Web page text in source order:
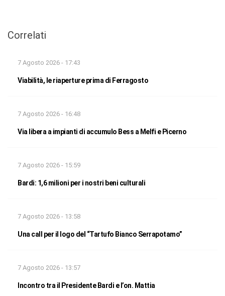
Correlati
7 Agosto 2026 - 17:43
Viabilità, le riaperture prima di Ferragosto
7 Agosto 2026 - 16:48
Via libera a impianti di accumulo Bess a Melfi e Picerno
7 Agosto 2026 - 15:59
Bardi: 1,6 milioni per i nostri beni culturali
7 Agosto 2026 - 13:58
Una call per il logo del “Tartufo Bianco Serrapotamo”
7 Agosto 2026 - 13:57
Incontro tra il Presidente Bardi e l’on. Mattia